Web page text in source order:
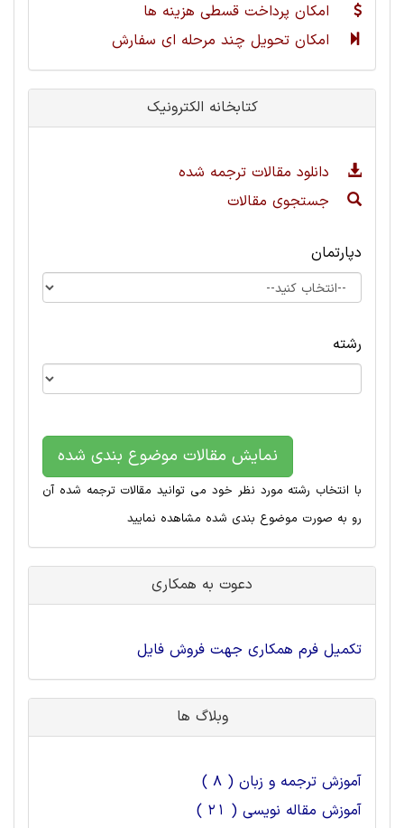
امکان پرداخت قسطی هزینه ها
امکان تحویل چند مرحله ای سفارش
کتابخانه الکترونیک
دانلود مقالات ترجمه شده
جستجوی مقالات
دپارتمان
رشته
نمایش مقالات موضوع بندی شده
با انتخاب رشته مورد نظر خود می توانید مقالات ترجمه شده آن
رو به صورت موضوع بندی شده مشاهده نمایید
دعوت به همکاری
تکمیل فرم همکاری جهت فروش فایل
وبلاگ ها
آموزش ترجمه و زبان ( 8 )
آموزش مقاله نویسی ( 21 )